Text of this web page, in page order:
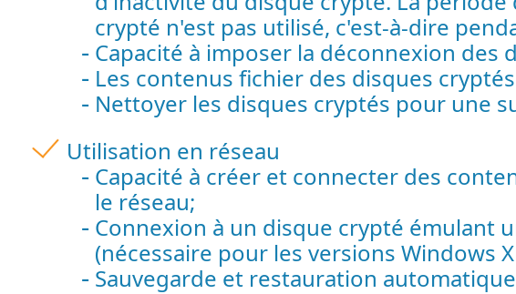
crypté n'est pas utilisé, c'est-à-dire
Capacité à imposer la déconnexion
Les contenus fichier des disques
Nettoyer les disques cryptés pour une
Utilisation en réseau
Capacité à créer et connecter des
le réseau;
Connexion à un disque crypté émulant
(nécessaire pour les versions Windows
Sauvegarde et restauration